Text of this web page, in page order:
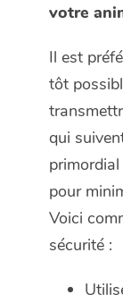
votre
Il est
tôt
qui
pour
Voici
sécurité :